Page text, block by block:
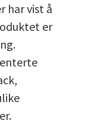
har vist å
er